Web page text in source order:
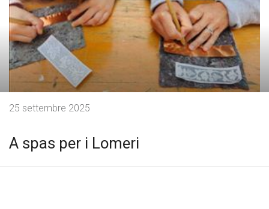
A spas per i Lomeri
25 settembre 2025